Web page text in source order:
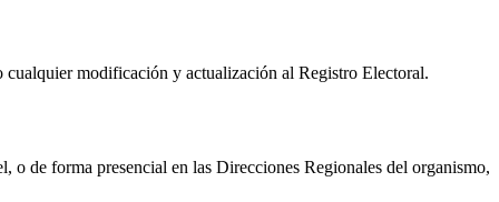
modificación y actualización al Registro Electoral.
de forma presencial en las Direcciones Regionales del organismo,